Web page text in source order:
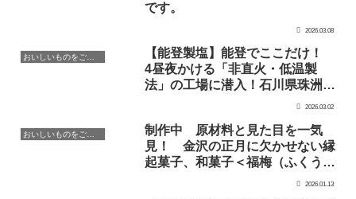
です。
2026.03.08
【能登製塩】能登でここだけ！
4昼夜かける「非直火・低温製
法」の工場に潜入！石川県珠洲市
（すずし）にある「能登製塩」さ
2026.03.02
制作中 原材料と見た目を一気
見！ 金沢の正月に欠かせない縁
起菓子、和菓子＜福梅（ふくう
2026.01.13